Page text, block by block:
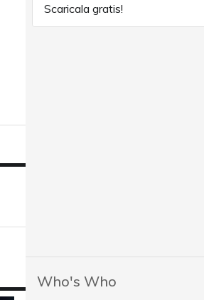
Scaricala gratis!
Who's Who